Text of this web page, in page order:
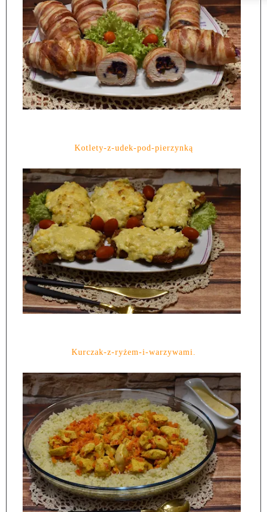
Kotlety-z-udek-pod-pierzynką
Kurczak-z-ryżem-i-warzywami.